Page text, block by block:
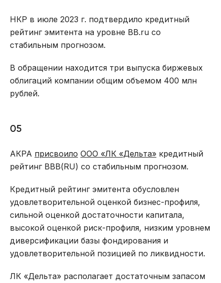
НКР в июле 2023 г. подтвердило кредитный
рейтинг эмитента на уровне BB.ru со
стабильным прогнозом.
В обращении находится три выпуска биржевых
облигаций компании общим объемом 400 млн
рублей.
05
АКРА присвоило ООО «ЛК «Дельта» кредитный
рейтинг ВВВ(RU) со стабильным прогнозом.
Кредитный рейтинг эмитента обусловлен
удовлетворительной оценкой бизнес-профиля,
сильной оценкой достаточности капитала,
высокой оценкой риск-профиля, низким уровнем
диверсификации базы фондирования и
удовлетворительной позицией по ликвидности.
ЛК «Дельта» располагает достаточным запасом